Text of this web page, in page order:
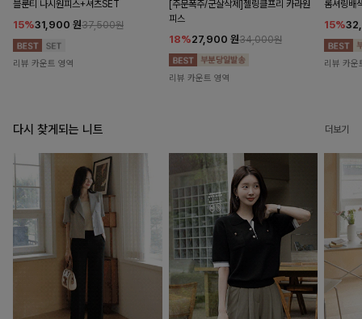
블룬티 나시원피스+셔츠SET
15%31,900 원37,500원
리뷰 카운트 영역
[주문폭주/군살삭제]젤링클프리 카라원
피스
18%27,900 원34,000원
리뷰 카운트 영역
롬셔링배
15%
리뷰 카운
다시 찾게되는 니트 더보기